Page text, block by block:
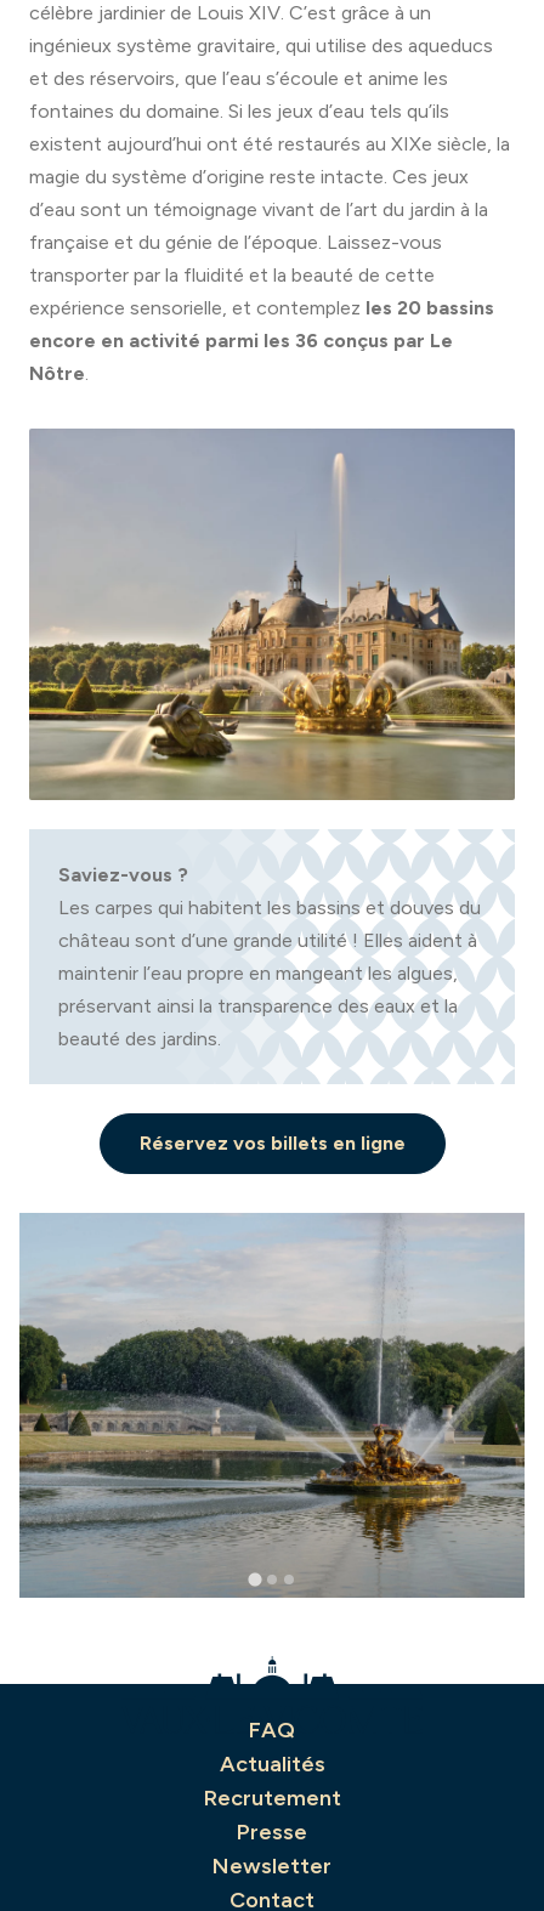
célèbre jardinier de Louis XIV. C’est grâce à un
ingénieux système gravitaire, qui utilise des aqueducs
et des réservoirs, que l’eau s’écoule et anime les
fontaines du domaine. Si les jeux d’eau tels qu’ils
existent aujourd’hui ont été restaurés au XIXe siècle, la
magie du système d’origine reste intacte. Ces jeux
d’eau sont un témoignage vivant de l’art du jardin à la
française et du génie de l’époque. Laissez-vous
transporter par la fluidité et la beauté de cette
expérience sensorielle, et contemplez les 20 bassins
encore en activité parmi les 36 conçus par Le
Nôtre.
Saviez-vous ?
Les carpes qui habitent les bassins et douves du
château sont d’une grande utilité ! Elles aident à
maintenir l’eau propre en mangeant les algues,
préservant ainsi la transparence des eaux et la
beauté des jardins.
Réservez vos billets en ligne
FAQ
Actualités
Recrutement
Presse
Newsletter
Contact